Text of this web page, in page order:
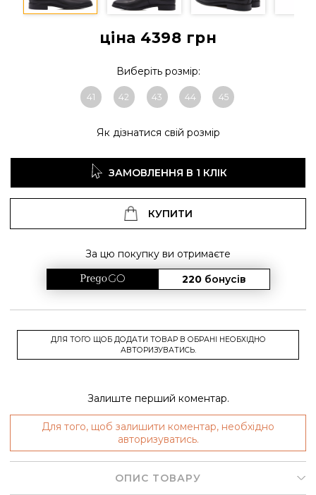
ціна 4398 грн
Виберіть розмір:
41 42 43 44 45
Як дізнатися свій розмір
ЗАМОВЛЕННЯ В 1 КЛІК
КУПИТИ
За цю покупку ви отримаєте
220 бонусів
ДЛЯ ТОГО ЩОБ ДОДАТИ ТОВАР В ОБРАНІ НЕОБХІДНО
АВТОРИЗУВАТИСЬ.
Залиште перший коментар.
Для того, щоб залишити коментар, необхідно
авторизуватись.
ОПИС ТОВАРУ